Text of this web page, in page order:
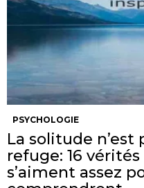
PSYCHOLOGIE
La solitude n’est
refuge: 16
s’aiment assez